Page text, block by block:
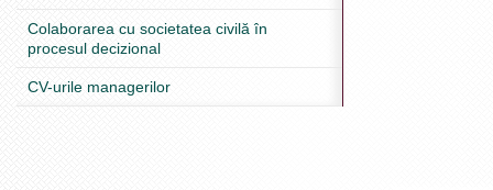
Colaborarea cu societatea civilă în
procesul decizional
CV-urile managerilor